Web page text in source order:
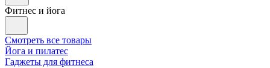
Фитнес и йога
Смотреть все товары
Йога и пилатес
Гаджеты для фитнеса